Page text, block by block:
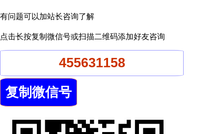
有问题可以加站长咨询了解
点击长按复制微信号或扫描二维码添加好友咨询